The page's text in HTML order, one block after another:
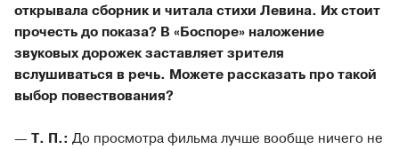
открывала сборник и читала стихи Левина. Их стоит
прочесть до показа? В «Боспоре» наложение
звуковых дорожек заставляет зрителя
вслушиваться в речь. Можете рассказать про такой
выбор повествования?
— Т. П.: До просмотра фильма лучше вообще ничего не